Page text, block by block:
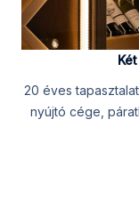
20 éves
nyújtó cége,